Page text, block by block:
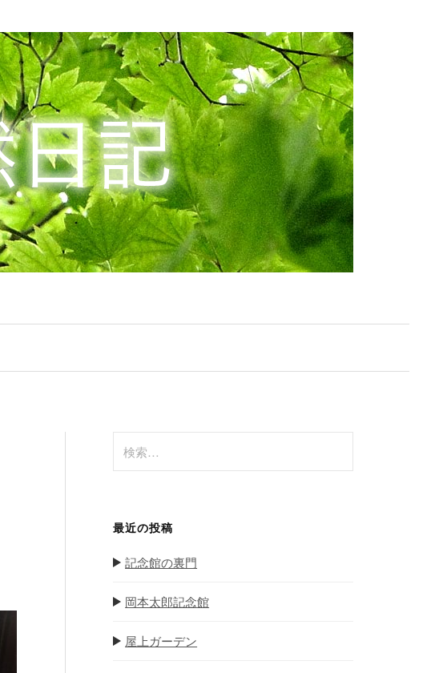
索
最近の投稿
記念館の裏門
岡本太郎記念館
屋上ガーデン